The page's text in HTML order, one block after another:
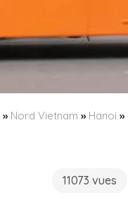
» Nord Vietnam » Hanoi »
11073 vues